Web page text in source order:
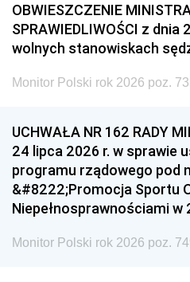
OBWIESZCZENIE
SPRAWIEDLIWOŚCI z dnia
wolnych stanowiskach
Monitor Polski rok 2026 poz.
UCHWAŁA NR 162 RADY
24 lipca 2026 r. w sprawie
programu rządowego pod
&#8222;Promocja Sportu
Niepełnosprawnościami w
Monitor Polski rok 2026 poz.